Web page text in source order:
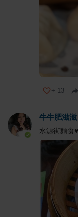
+ 13
牛牛肥滋滋
水源街麵食